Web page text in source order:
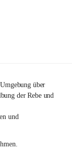
über
der Rebe und
und